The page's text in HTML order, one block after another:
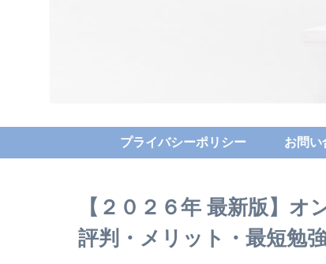
プライバシーポリシー お問い
【２０２６年 最新版】
評判・メリット・最短勉